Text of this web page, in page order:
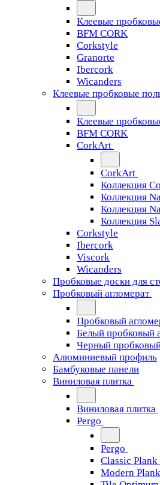
Клеевые
BFM CORK
Corkstyle
Granorte
Ibercork
Wicanders
Клеевые пробковые
Клеевые
BFM CORK
CorkArt
CorkArt
Коллекция
Коллекция
Коллекция
Коллекция
Corkstyle
Ibercork
Viscork
Wicanders
Пробковые доски для
Пробковый агломерат
Пробковый
Белый пробковый
Черный
Алюминиевый профиль
Бамбуковые панели
Виниловая плитка
Виниловая плитка
Pergo
Pergo
Classic
Modern